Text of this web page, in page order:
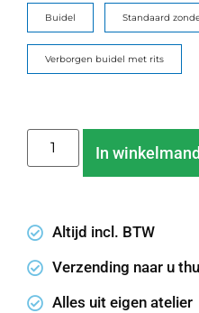
Buidel Standaard
Verborgen buidel met rits
In winkelmand
Altijd incl. BTW
Verzending naar u
Alles uit eigen atelier